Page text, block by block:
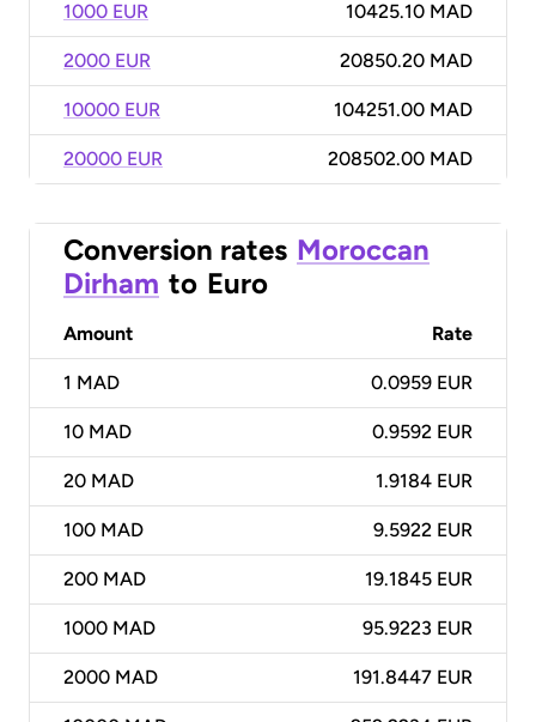
1000 EUR 10425.10 MAD
2000 EUR 20850.20 MAD
10000 EUR 104251.00 MAD
20000 EUR 208502.00 MAD
Conversion rates Moroccan
Dirham to Euro
Amount Rate
1 MAD 0.0959 EUR
10 MAD 0.9592 EUR
20 MAD 1.9184 EUR
100 MAD 9.5922 EUR
200 MAD 19.1845 EUR
1000 MAD 95.9223 EUR
2000 MAD 191.8447 EUR